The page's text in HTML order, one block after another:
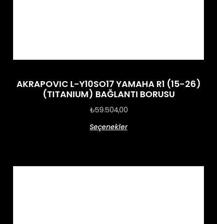
AKRAPOVIC L-Y10SO17 YAMAHA R1 (15-26)
(TITANIUM) BAĞLANTI BORUSU
₺59.504,00
Seçenekler